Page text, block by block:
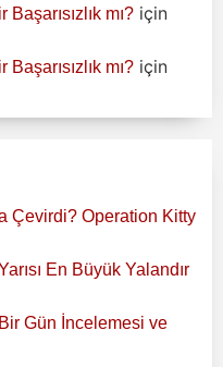
mı? için
mı? için
Çevirdi? Operation Kitty
En Büyük Yalandır
Gün İncelemesi ve